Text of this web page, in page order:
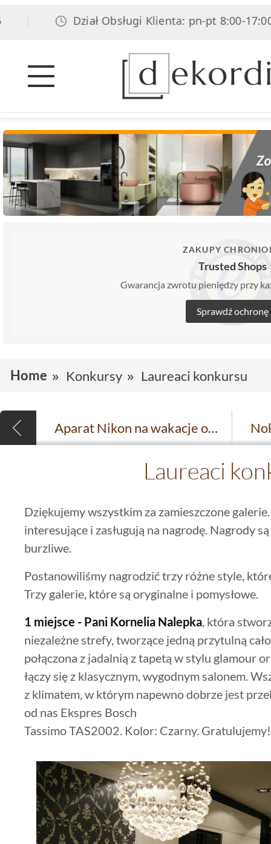
Dział Obsługi Klienta: pn-pt 8:00-17:00,
ZAKUPY
Trusted Shops
Gwarancja zwrotu pieniędzy przy
Sprawdź ochronę
Home Konkursy Laureaci konkursu
Aparat Nikon na wakacje od Dekordia
Laureaci
Dziękujemy wszystkim za zamieszczone
interesujące i zasługują na nagrodę. Nagrody
burzliwe.
Postanowiliśmy nagrodzić trzy różne style,
Trzy galerie, które są oryginalne i pomysłowe.
1 miejsce - Pani Kornelia Nalepka , która
niezależne strefy, tworzące jedną przytulną
połączona z jadalnią z tapetą w stylu glamour
łączy się z klasycznym, wygodnym salonem.
z klimatem, w którym napewno dobrze jest
od nas Ekspres Bosch
Tassimo TAS2002. Kolor: Czarny. Gratulujemy!